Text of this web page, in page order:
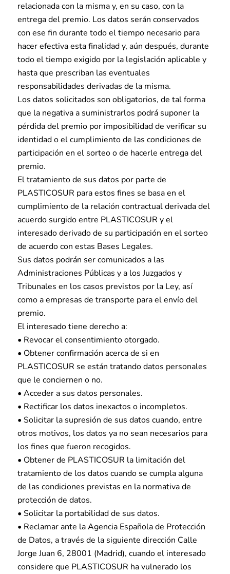
relacionada con la misma y, en su caso, con la
entrega del premio. Los datos serán conservados
con ese fin durante todo el tiempo necesario para
hacer efectiva esta finalidad y, aún después, durante
todo el tiempo exigido por la legislación aplicable y
hasta que prescriban las eventuales
responsabilidades derivadas de la misma.
Los datos solicitados son obligatorios, de tal forma
que la negativa a suministrarlos podrá suponer la
pérdida del premio por imposibilidad de verificar su
identidad o el cumplimiento de las condiciones de
participación en el sorteo o de hacerle entrega del
premio.
El tratamiento de sus datos por parte de
PLASTICOSUR para estos fines se basa en el
cumplimiento de la relación contractual derivada del
acuerdo surgido entre PLASTICOSUR y el
interesado derivado de su participación en el sorteo
de acuerdo con estas Bases Legales.
Sus datos podrán ser comunicados a las
Administraciones Públicas y a los Juzgados y
Tribunales en los casos previstos por la Ley, así
como a empresas de transporte para el envío del
premio.
El interesado tiene derecho a:
• Revocar el consentimiento otorgado.
• Obtener confirmación acerca de si en
PLASTICOSUR se están tratando datos personales
que le conciernen o no.
• Acceder a sus datos personales.
• Rectificar los datos inexactos o incompletos.
• Solicitar la supresión de sus datos cuando, entre
otros motivos, los datos ya no sean necesarios para
los fines que fueron recogidos.
• Obtener de PLASTICOSUR la limitación del
tratamiento de los datos cuando se cumpla alguna
de las condiciones previstas en la normativa de
protección de datos.
• Solicitar la portabilidad de sus datos.
• Reclamar ante la Agencia Española de Protección
de Datos, a través de la siguiente dirección Calle
Jorge Juan 6, 28001 (Madrid), cuando el interesado
considere que PLASTICOSUR ha vulnerado los